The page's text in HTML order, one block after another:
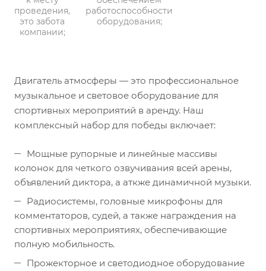
проведения,
это забота
компании;
работоспособности
оборудования;
Двигатель атмосферы — это профессиональное
музыкальное и световое оборудование для
спортивных мероприятий в аренду. Наш
комплексный набор для победы включает:
Мощные рупорные и линейные массивы
колонок для четкого озвучивания всей арены,
объявлений диктора, а аткже динамичной музыки.
Радиосистемы, головные микрофоны для
комментаторов, судей, а также награждения на
спортивных мероприятиях, обеспечивающие
полную мобильность.
Прожекторное и светодиодное оборудование